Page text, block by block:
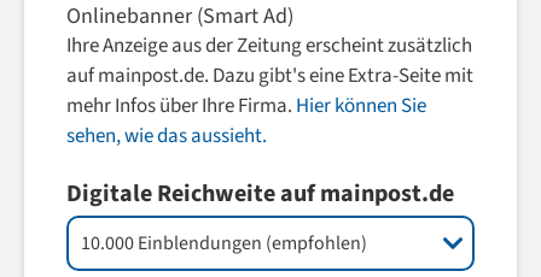
Onlinebanner (Smart Ad)
Ihre Anzeige aus der Zeitung erscheint zusätzlich
auf mainpost.de. Dazu gibt's eine Extra-Seite mit
mehr Infos über Ihre Firma. Hier können Sie
sehen, wie das aussieht.
Digitale Reichweite auf mainpost.de